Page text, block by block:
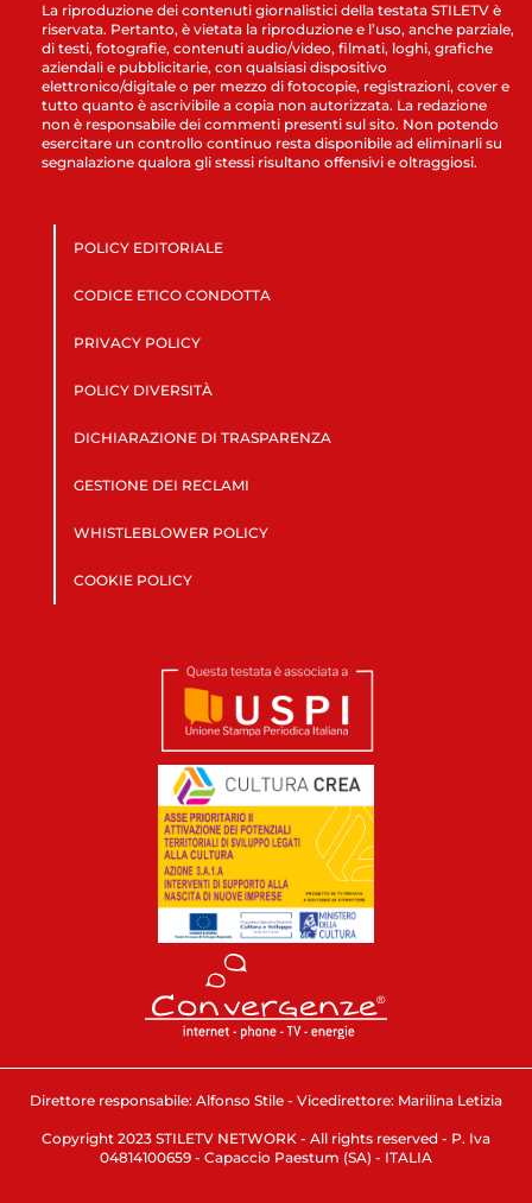
La riproduzione dei contenuti giornalistici della testata STILETV è
riservata. Pertanto, è vietata la riproduzione e l’uso, anche parziale,
di testi, fotografie, contenuti audio/video, filmati, loghi, grafiche
aziendali e pubblicitarie, con qualsiasi dispositivo
elettronico/digitale o per mezzo di fotocopie, registrazioni, cover e
tutto quanto è ascrivibile a copia non autorizzata. La redazione
non è responsabile dei commenti presenti sul sito. Non potendo
esercitare un controllo continuo resta disponibile ad eliminarli su
segnalazione qualora gli stessi risultano offensivi e oltraggiosi.
POLICY EDITORIALE
CODICE ETICO CONDOTTA
PRIVACY POLICY
POLICY DIVERSITÀ
DICHIARAZIONE DI TRASPARENZA
GESTIONE DEI RECLAMI
WHISTLEBLOWER POLICY
COOKIE POLICY
Direttore responsabile: Alfonso Stile - Vicedirettore: Marilina Letizia
Copyright 2023 STILETV NETWORK - All rights reserved - P. Iva
04814100659 - Capaccio Paestum (SA) - ITALIA